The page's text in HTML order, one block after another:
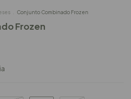
Conjunto Combinado Frozen
Frozen